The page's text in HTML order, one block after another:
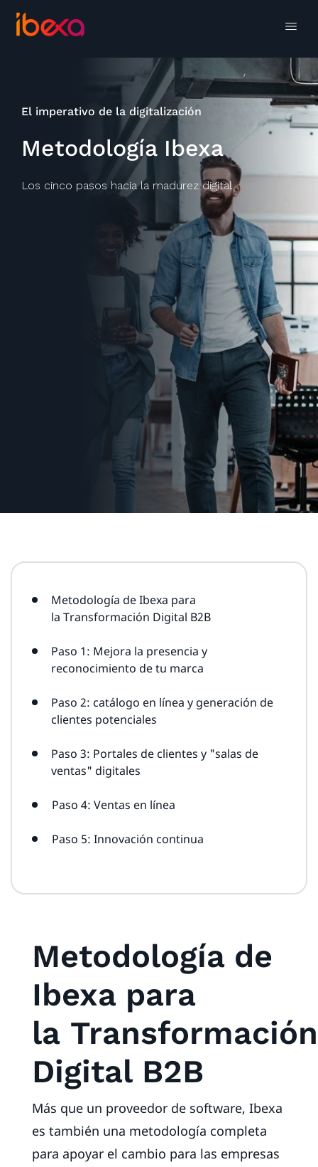
El imperativo de la digitalización
Metodología Ibexa
Los cinco pasos hacia la madurez digital
Metodología de Ibexa para
la Transformación Digital B2B
Paso 1: Mejora la presencia y
reconocimiento de tu marca
Paso 2: catálogo en línea y generación de
clientes potenciales
Paso 3: Portales de clientes y "salas de
ventas" digitales
Paso 4: Ventas en línea
Paso 5: Innovación continua
Metodología de
Ibexa para
la Transformación
Digital B2B
Más que un proveedor de software, Ibexa
es también una metodología completa
para apoyar el cambio para las empresas